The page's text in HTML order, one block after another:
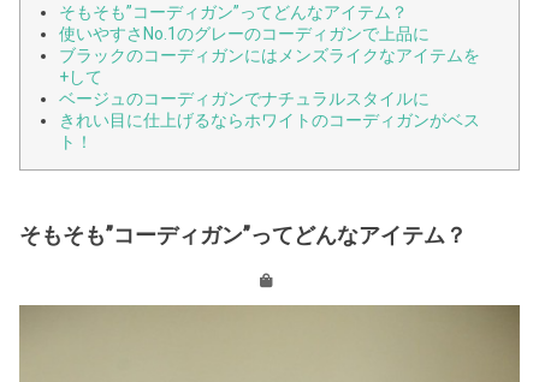
そもそも”コーディガン”ってどんなアイテム？
使いやすさNo.1のグレーのコーディガンで上品に
ブラックのコーディガンにはメンズライクなアイテムを
+して
ベージュのコーディガンでナチュラルスタイルに
きれい目に仕上げるならホワイトのコーディガンがベス
ト！
そもそも”コーディガン”ってどんなアイテム？